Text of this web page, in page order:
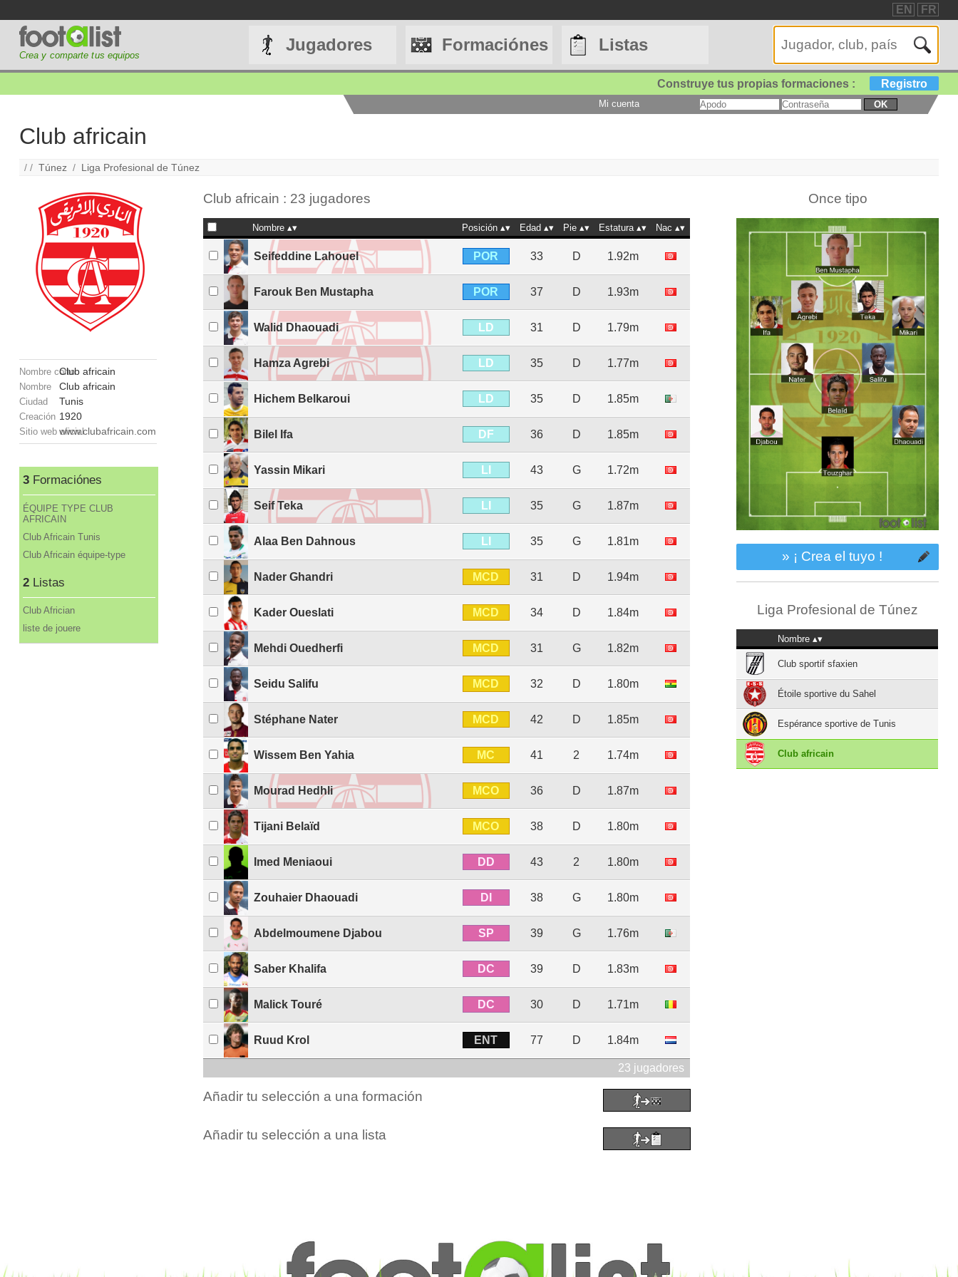
EN FR
Crea y comparte tus equipos
Jugadores Formaciónes Listas
Construye tus propias formaciones : Registro
Mi cuenta OK
Club africain
/ /Túnez / Liga Profesional de Túnez
Nombre cortoClub africain
Nombre Club africain
Ciudad Tunis
Creación 1920
Sitio web oficialwww.clubafricain.com
3Formaciónes
ÉQUIPE TYPE CLUB
AFRICAIN
Club Africain Tunis
Club Africain équipe-type
2Listas
Club Africian
liste de jouere
Club africain : 23 jugadores
Nombre Posición Edad Pie Estatura Nac
Seifeddine Lahouel POR 33 D 1.92m
Farouk Ben Mustapha POR 37 D 1.93m
Walid Dhaouadi LD 31 D 1.79m
Hamza Agrebi LD 35 D 1.77m
Hichem Belkaroui LD 35 D 1.85m
Bilel Ifa DF 36 D 1.85m
Yassin Mikari LI 43 G 1.72m
Seif Teka LI 35 G 1.87m
Alaa Ben Dahnous LI 35 G 1.81m
Nader Ghandri MCD 31 D 1.94m
Kader Oueslati MCD 34 D 1.84m
Mehdi Ouedherfi MCD 31 G 1.82m
Seidu Salifu MCD 32 D 1.80m
Stéphane Nater MCD 42 D 1.85m
Wissem Ben Yahia MC 41 2 1.74m
Mourad Hedhli MCO 36 D 1.87m
Tijani Belaïd MCO 38 D 1.80m
Imed Meniaoui DD 43 2 1.80m
Zouhaier Dhaouadi DI 38 G 1.80m
Abdelmoumene Djabou SP 39 G 1.76m
Saber Khalifa DC 39 D 1.83m
Malick Touré DC 30 D 1.71m
Ruud Krol ENT 77 D 1.84m
23 jugadores
Añadir tu selección a una formación
Añadir tu selección a una lista
Once tipo
» ¡ Crea el tuyo !
Liga Profesional de Túnez
Nombre
Club sportif sfaxien
Étoile sportive du Sahel
Espérance sportive de Tunis
Club africain